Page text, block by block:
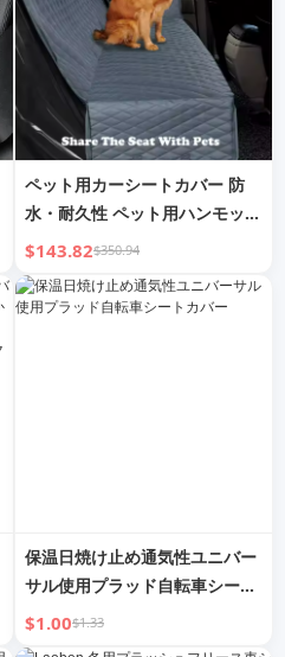
ペット用カ​​ーシートカバー 防
水・耐久性 ペット用ハンモック
リアシートカバー
$143.82$350.94
保温日焼け止め通気性ユニバー
サル使用プラッド自転車シート
カバー
$1.00$1.33